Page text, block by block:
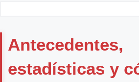
Antecedentes,
estadísticas y